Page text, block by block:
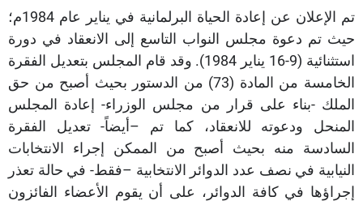
تم الإعلان عن إعادة الحياة البرلمانية في يناير عام 1984م؛
حيث تم دعوة مجلس النواب التاسع إلى الانعقاد في دورة
استثنائية (9-16 يناير 1984). وقد قام المجلس بتعديل الفقرة
الخامسة من المادة (73) من الدستور بحيث أصبح من حق
الملك -بناء على قرار من مجلس الوزراء- إعادة المجلس
المنحل ودعوته للانعقاد، كما تم –أيضاً- تعديل الفقرة
السادسة منه بحيث أصبح من الممكن إجراء الانتخابات
النيابية في نصف عدد الدوائر الانتخابية –فقط- في حالة تعذر
إجراؤها في كافة الدوائر، على أن يقوم الأعضاء الفائزون